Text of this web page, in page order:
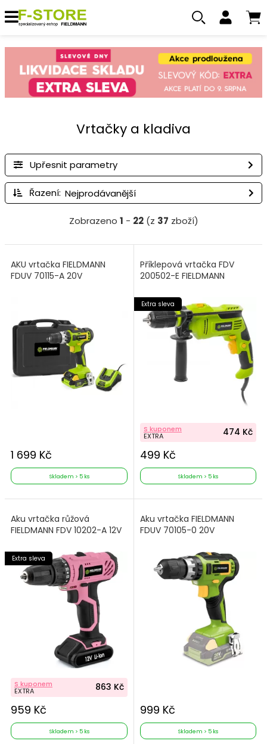
Vrtačky a kladiva
Upřesnit parametry
Řazení:
Zobrazeno 1 - 22(z 37 zboží)
AKU vrtačka FIELDMANN
FDUV 70115-A 20V
1 699 Kč
Skladem > 5 ks
Příklepová vrtačka FDV
200502-E FIELDMANN
Extra sleva
S kuponem
EXTRA 474 Kč
499 Kč
Skladem > 5 ks
Aku vrtačka růžová
FIELDMANN FDV 10202-A 12V
Extra sleva
S kuponem
EXTRA 863 Kč
959 Kč
Skladem > 5 ks
Aku vrtačka FIELDMANN
FDUV 70105-0 20V
999 Kč
Skladem > 5 ks